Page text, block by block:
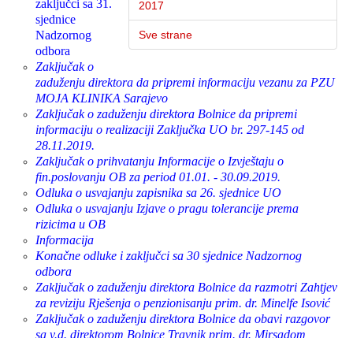
2017
Sve strane
zaključci sa 31.
sjednice
Nadzornog
odbora
Zaključak o
zaduženju direktora da pripremi informaciju vezanu za PZU
MOJA KLINIKA Sarajevo
Zaključak o zaduženju direktora Bolnice da pripremi
informaciju o realizaciji Zaključka UO br. 297-145 od
28.11.2019.
Zaključak o prihvatanju Informacije o Izvještaju o
fin.poslovanju OB za period 01.01. - 30.09.2019.
Odluka o usvajanju zapisnika sa 26. sjednice UO
Odluka o usvajanju Izjave o pragu tolerancije prema
rizicima u OB
Informacija
Konačne odluke i zaključci sa 30 sjednice Nadzornog
odbora
Zaključak o zaduženju direktora Bolnice da razmotri Zahtjev
za reviziju Rješenja o penzionisanju prim. dr. Minelfe Isović
Zaključak o zaduženju direktora Bolnice da obavi razgovor
sa v.d. direktorom Bolnice Travnik prim. dr. Mirsadom